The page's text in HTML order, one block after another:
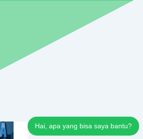
Hai, apa yang bisa saya bantu?